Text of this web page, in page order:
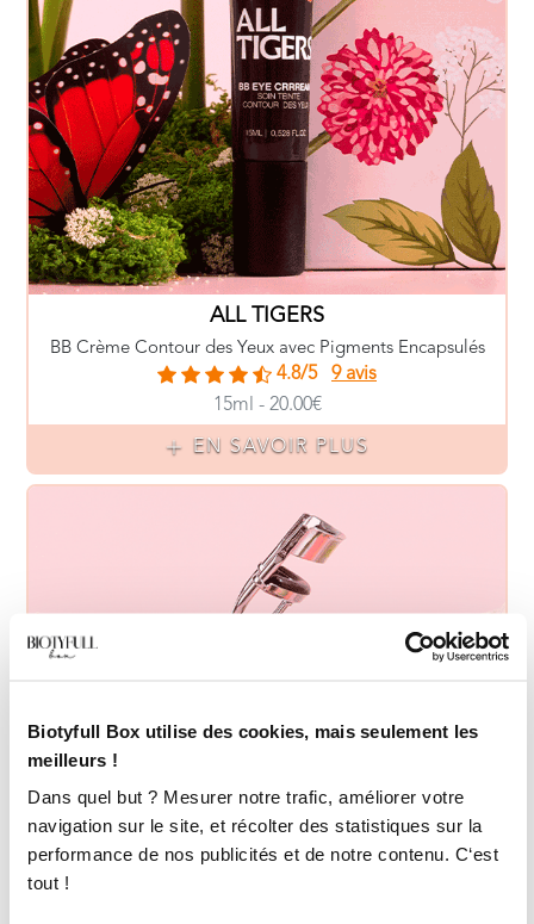
Biotyfull Box utilise des cookies, mais seulement les
meilleurs !
Dans quel but ? Mesurer notre trafic, améliorer votre
navigation sur le site, et récolter des statistiques sur la
performance de nos publicités et de notre contenu. C‘est
tout !
ALL TIGERS
BB Crème Contour des Yeux avec Pigments Encapsulés
4.8/5
9 avis
15ml - 20.00€
EN SAVOIR PLUS